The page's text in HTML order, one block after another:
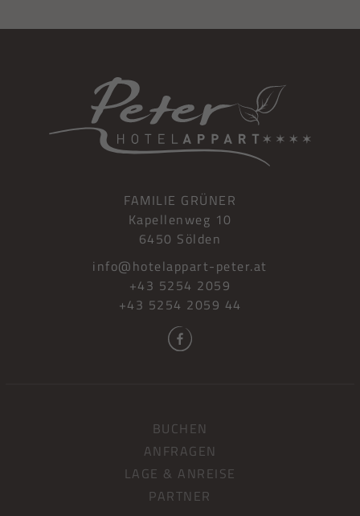
BUCHEN
ANFRAGEN
LAGE & ANREISE
PARTNER
FAMILIE GRÜNER
Kapellenweg 10
6450 Sölden
info@hotelappart-peter.at
+43 5254 2059
+43 5254 2059 44